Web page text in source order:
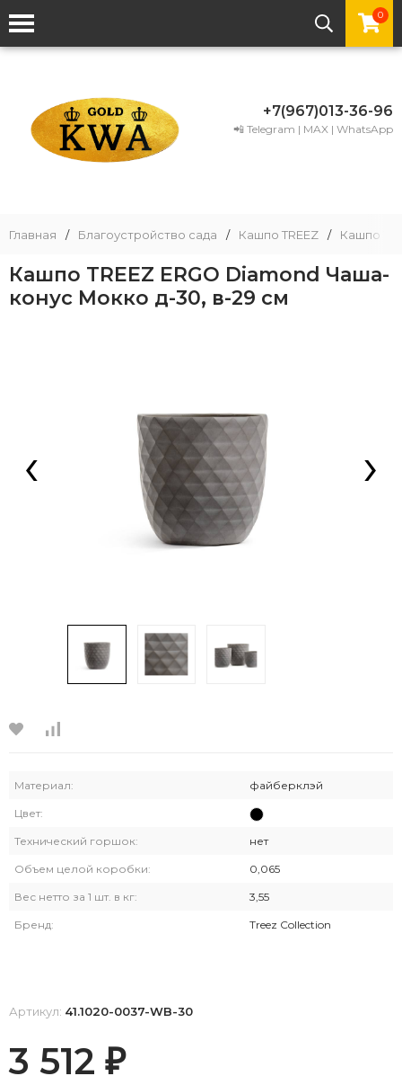
0
+7(967)013-36-96
📲 Telegram | MAX | WhatsApp
Главная / Благоустройство сада / Кашпо TREEZ / Кашпо
Кашпо TREEZ ERGO Diamond Чаша-
конус Мокко д-30, в-29 см
‹ ›
Материал: фaйберклэй
Цвет:
Технический горшок: нет
Объем целой коробки: 0,065
Вес нетто за 1 шт. в кг: 3,55
Бренд: Treez Collection
Артикул: 41.1020-0037-WB-30
3 512 ₽